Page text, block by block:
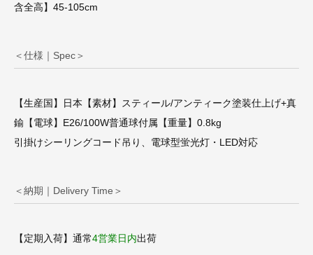
含全高】45-105cm
＜仕様｜Spec＞
【生産国】日本【素材】スティール/アンティーク塗装仕上げ+真
鍮【電球】E26/100W普通球付属【重量】0.8kg
引掛けシーリングコード吊り、電球型蛍光灯・LED対応
＜納期｜Delivery Time＞
【定期入荷】通常4営業日内出荷